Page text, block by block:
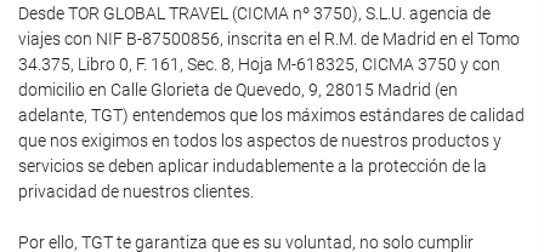
Desde TOR GLOBAL TRAVEL (CICMA nº 3750), S.L.U. agencia de
viajes con NIF B-87500856, inscrita en el R.M. de Madrid en el Tomo
34.375, Libro 0, F. 161, Sec. 8, Hoja M-618325, CICMA 3750 y con
domicilio en Calle Glorieta de Quevedo, 9, 28015 Madrid (en
adelante, TGT) entendemos que los máximos estándares de calidad
que nos exigimos en todos los aspectos de nuestros productos y
servicios se deben aplicar indudablemente a la protección de la
privacidad de nuestros clientes.
Por ello, TGT te garantiza que es su voluntad, no solo cumplir